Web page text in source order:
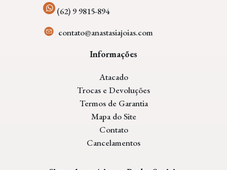
(62) 9 9815-894
contato@anastasiajoias.com
Informações
Atacado
Trocas e Devoluções
Termos de Garantia
Mapa do Site
Contato
Cancelamentos